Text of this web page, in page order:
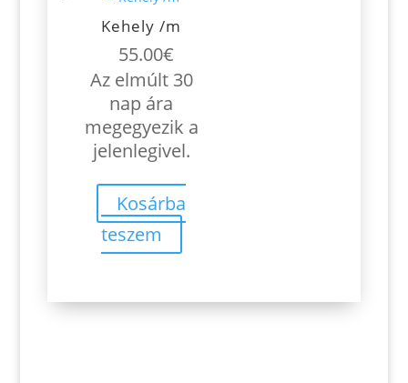
Kehely /m
55.00€
Az elmúlt 30
nap ára
megegyezik a
jelenlegivel.
Kosárba
teszem